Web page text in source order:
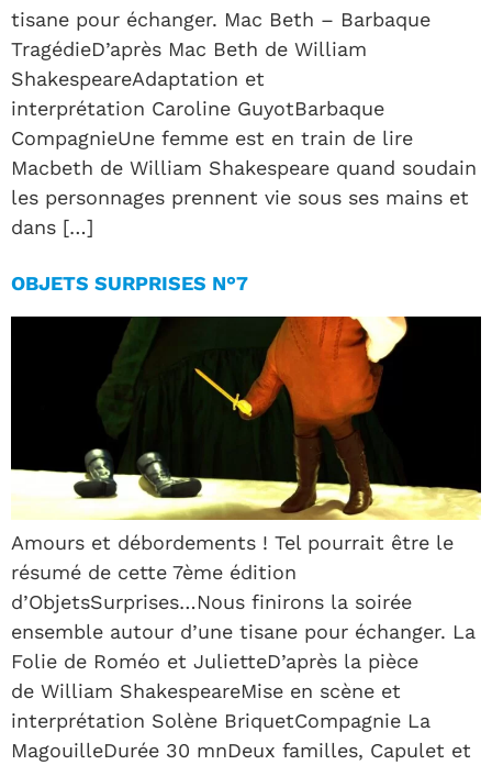
tisane pour échanger. Mac Beth – Barbaque
TragédieD’après Mac Beth de William
ShakespeareAdaptation et
interprétation Caroline GuyotBarbaque
CompagnieUne femme est en train de lire
Macbeth de William Shakespeare quand soudain
les personnages prennent vie sous ses mains et
dans […]
OBJETS SURPRISES N°7
Amours et débordements ! Tel pourrait être le
résumé de cette 7ème édition
d’ObjetsSurprises…Nous finirons la soirée
ensemble autour d’une tisane pour échanger. La
Folie de Roméo et JulietteD’après la pièce
de William ShakespeareMise en scène et
interprétation Solène BriquetCompagnie La
MagouilleDurée 30 mnDeux familles, Capulet et